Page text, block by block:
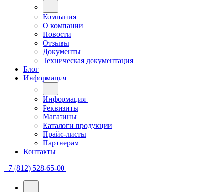
Компания
О компании
Новости
Отзывы
Документы
Техническая документация
Блог
Информация
Информация
Реквизиты
Магазины
Каталоги продукции
Прайс-листы
Партнерам
Контакты
+7 (812) 528-65-00